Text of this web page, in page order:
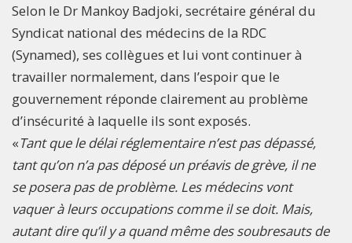
Selon le Dr Mankoy Badjoki, secrétaire général du
Syndicat national des médecins de la RDC
(Synamed), ses collègues et lui vont continuer à
travailler normalement, dans l’espoir que le
gouvernement réponde clairement au problème
d’insécurité à laquelle ils sont exposés.
«Tant que le délai réglementaire n’est pas dépassé,
tant qu’on n’a pas déposé un préavis de grève, il ne
se posera pas de problème. Les médecins vont
vaquer à leurs occupations comme il se doit. Mais,
autant dire qu’il y a quand même des soubresauts de